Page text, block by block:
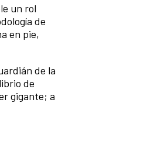
un rol
de
en pie,
de la
de
gigante; a